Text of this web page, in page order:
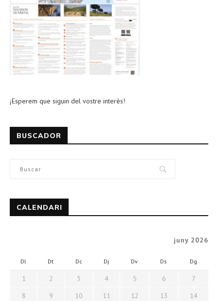
¡Esperem que siguin del vostre interès!
BUSCADOR
CALENDARI
juny 2026
Dl Dt Dc Dj Dv Ds Dg
1 2 3 4 5 6
7
8
9 10 11 12 13
14